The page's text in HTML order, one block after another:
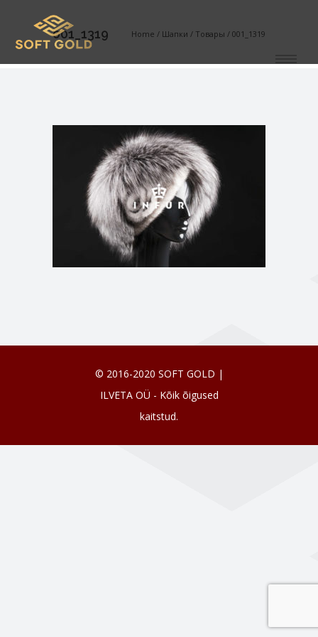
001_1319 Home / Шапки / Товары / 001_1319
© 2016-2020 SOFT GOLD |
ILVETA OÜ - Kõik õigused
kaitstud.